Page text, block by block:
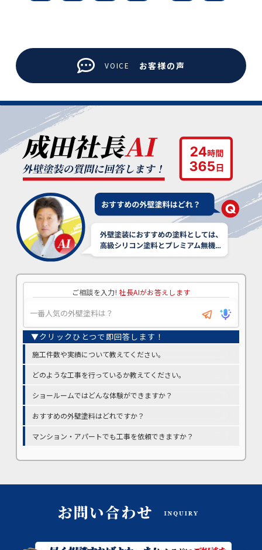
VOICE お客様の声
ご相談を入力! 社長AIがお答えします
施工件数や実績について教えてください。
どのような工事を行っているか教えてください。
ショールームではどんな体験ができますか？
おすすめの外壁塗料はどれですか？
マンション・アパートでも工事を依頼できますか？